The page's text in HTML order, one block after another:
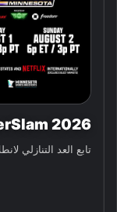
2026
تابع العد التنازلي